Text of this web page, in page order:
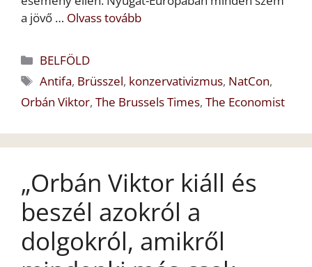
a jövő … Olvass tovább
Kategória
BELFÖLD
Címkék
Antifa, Brüsszel, konzervativizmus, NatCon,
Orbán Viktor, The Brussels Times, The Economist
„Orbán Viktor kiáll és
beszél azokról a
dolgokról, amikről